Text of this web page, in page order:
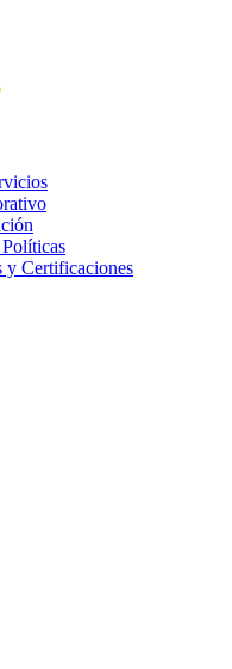
y Certificaciones